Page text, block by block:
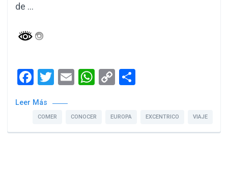
de …
Facebook
Twitter
EmailWhatsApp
Copy
Leer Más
COMER CONOCER EUROPA EXCENTRICO VIAJE